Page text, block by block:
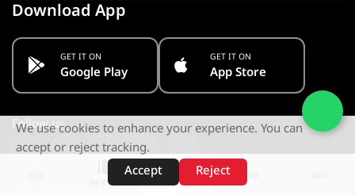
वेब स्टोरीज़
Download App
GET IT ON
Google Play
GET IT ON
App Store
Follow us
We use cookies to enhance your experience. You can
accept or reject tracking.
Accept
Reject